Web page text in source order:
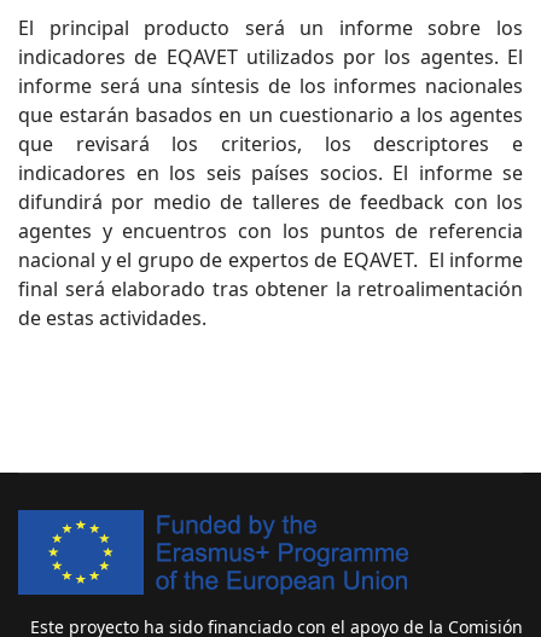
El principal producto será un informe sobre los
indicadores de EQAVET utilizados por los agentes. El
informe será una síntesis de los informes nacionales
que estarán basados en un cuestionario a los agentes
que revisará los criterios, los descriptores e
indicadores en los seis países socios. El informe se
difundirá por medio de talleres de feedback con los
agentes y encuentros con los puntos de referencia
nacional y el grupo de expertos de EQAVET. El informe
final será elaborado tras obtener la retroalimentación
de estas actividades.
Este proyecto ha sido financiado con el apoyo de la Comisión